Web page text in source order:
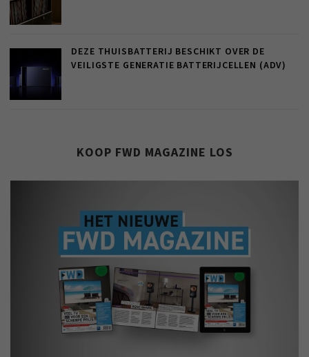
DEZE THUISBATTERIJ BESCHIKT OVER DE
VEILIGSTE GENERATIE BATTERIJCELLEN (ADV)
KOOP FWD MAGAZINE LOS